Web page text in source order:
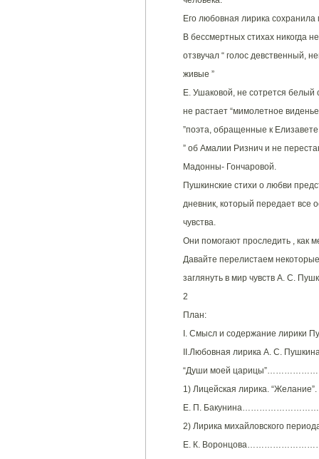
Его любовная лирика
В бессмертных стихах никогда
отзвучал “ голос девственный,
живые ”
Е. Ушаковой, не сотрется белый
не растает “мимолетное
”поэта, обращенные к
” об Амалии Ризнич и не
Мадонны- Гончаровой.
Пушкинские стихи о любви
дневник, который передает все
чувства.
Они помогают проследить , как
Давайте перелистаем
заглянуть в мир чувств А. С.
2
План:
I. Смысл и содержание
II.Любовная лирика А. С.
“Души моей
1) Лицейская лирика. “Желание”.
Е. П.
2) Лирика михайловского
Е. К.